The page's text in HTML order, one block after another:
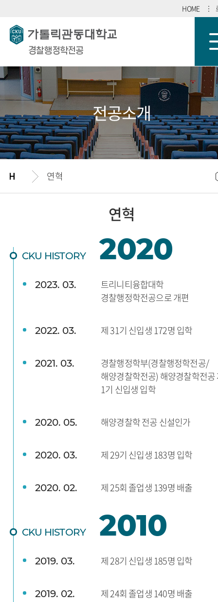
HOME
경찰행정학전공
전공소개
연혁
연혁
CKU HISTORY 2020
2023. 03.
트리니티융합대학
경찰행정학전공으로 개편
2022. 03. 제 31기 신입생 172명 입학
2021. 03.
경찰행정학부(경찰행정학전공/
해양경찰학전공) 해양경찰학전공
1기 신입생 입학
2020. 05. 해양경찰학 전공 신설인가
2020. 03. 제 29기 신입생 183명 입학
2020. 02. 제 25회 졸업생 139명 배출
CKU HISTORY 2010
2019. 03. 제 28기 신입생 185명 입학
2019. 02. 제 24회 졸업생 140명 배출